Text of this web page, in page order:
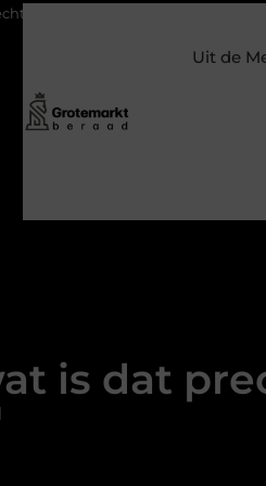
verweven in de
Uit de
is dat